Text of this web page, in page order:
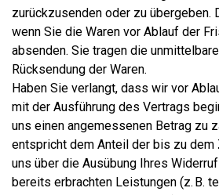
zurückzusenden oder zu übergeben.
wenn Sie die Waren vor Ablauf der
absenden. Sie tragen die
Rücksendung der Waren.
Haben Sie verlangt, dass wir vor
mit der Ausführung des Vertrags
uns einen angemessenen Betrag zu
entspricht dem Anteil der bis zu dem
uns über die Ausübung Ihres
bereits erbrachten Leistungen (z. B.